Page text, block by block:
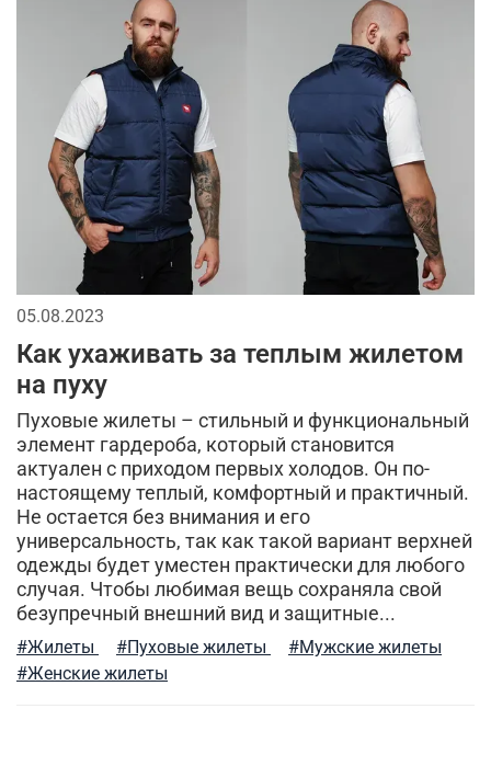
стеганная куртка
принт камуфляж осень мужской рюкзак
цветовая палитра бомберы хлопковая одежда
как выбрать одежду мужчине шорты карго
долговечность одежда с принтом для мужчин
05.08.2023
Как ухаживать за теплым жилетом
на пуху
Пуховые жилеты – стильный и функциональный
элемент гардероба, который становится
актуален с приходом первых холодов. Он по-
настоящему теплый, комфортный и практичный.
Не остается без внимания и его
универсальность, так как такой вариант верхней
одежды будет уместен практически для любого
случая. Чтобы любимая вещь сохраняла свой
безупречный внешний вид и защитные...
#Жилеты #Пуховые жилеты
#Мужские жилеты
#Женские жилеты